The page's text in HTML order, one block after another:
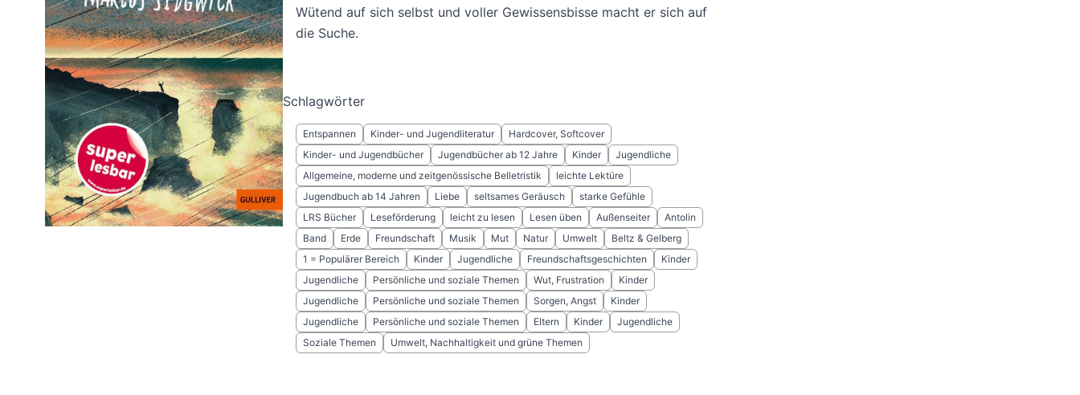
Wütend auf sich selbst und voller Gewissensbisse macht er sich auf
die Suche.
Schlagwörter
Entspannen Kinder- und Jugendliteratur
Hardcover, Softcover
Kinder- und Jugendbücher
Jugendbücher ab 12 Jahre Kinder
Jugendliche
Allgemeine, moderne und zeitgenössische Belletristik
leichte Lektüre
Jugendbuch ab 14 Jahren
Liebe seltsames Geräusch
starke Gefühle
LRS Bücher
Leseförderung leicht zu lesen Lesen üben Außenseiter
Antolin
Band
Erde Freundschaft Musik Mut Natur Umwelt
Beltz & Gelberg
1 = Populärer Bereich
Kinder Jugendliche Freundschaftsgeschichten
Kinder
Jugendliche
Persönliche und soziale Themen Wut, Frustration
Kinder
Jugendliche
Persönliche und soziale Themen Sorgen, Angst
Kinder
Jugendliche
Persönliche und soziale Themen Eltern Kinder
Jugendliche
Soziale Themen
Umwelt, Nachhaltigkeit und grüne Themen